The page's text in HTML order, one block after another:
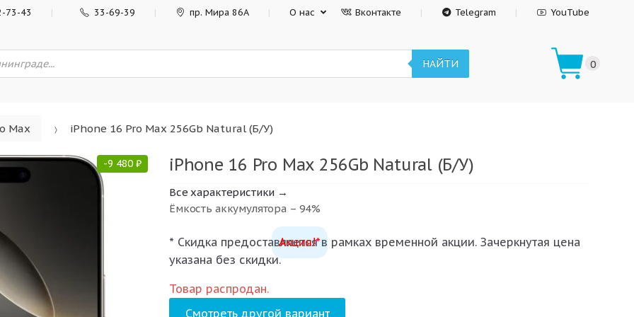
73-43 33-69-39 пр. Мира 86А О нас Вконтакте Telegram YouTube
НАЙТИ 0
Max iPhone 16 Pro Max 256Gb Natural (Б/У)
-9 480 ₽ iPhone 16 Pro Max 256Gb Natural (Б/У)
Все характеристики →
Ёмкость аккумулятора – 94%
Акция!*
* Скидка предоставляется в рамках временной акции. Зачеркнутая цена
указана без скидки.
Товар распродан.
Смотреть другой вариант